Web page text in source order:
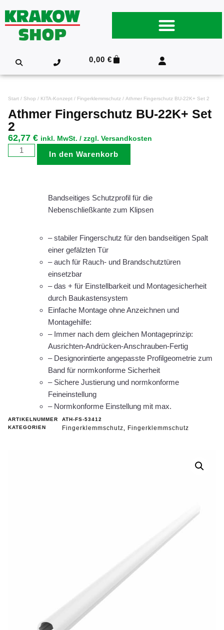
0,00€
Start / Shop / KITA-Konzept / Fingerklemmschutz / Athmer Fingerschutz BU-22K+ Set 2
Athmer Fingerschutz BU-22K+ Set
2
62,77 € inkl. MwSt. / zzgl. Versandkosten
In den Warenkorb
Bandseitiges Schutzprofil für die
Nebenschließkante zum Klipsen
– stabiler Fingerschutz für den bandseitigen Spalt
einer gefälzten Tür
– auch für Rauch- und Brandschutztüren
einsetzbar
– das + für Einstellbarkeit und Montagesicherheit
durch Baukastensystem
Einfache Montage ohne Anzeichnen und
Montagehilfe:
– Immer nach dem gleichen Montageprinzip:
Ausrichten-Andrücken-Anschrauben-Fertig
– Designorintierte angepasste Profilgeometrie zum
Band für normkonforme Sicherheit
– Sichere Justierung und normkonforme
Feineinstellung
– Normkonforme Einstellung mit max.
ARTIKELNUMMER
ATH-FS-53412
KATEGORIEN
Fingerklemmschutz Fingerklemmschutz